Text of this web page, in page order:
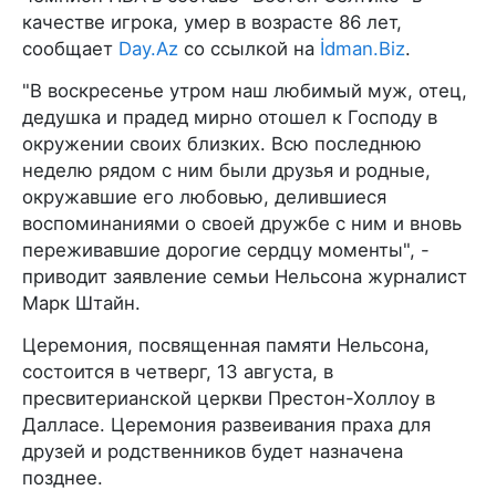
качестве игрока, умер в возрасте 86 лет,
сообщает Day.Az со ссылкой на İdman.Biz.
"В воскресенье утром наш любимый муж, отец,
дедушка и прадед мирно отошел к Господу в
окружении своих близких. Всю последнюю
неделю рядом с ним были друзья и родные,
окружавшие его любовью, делившиеся
воспоминаниями о своей дружбе с ним и вновь
переживавшие дорогие сердцу моменты", -
приводит заявление семьи Нельсона журналист
Марк Штайн.
Церемония, посвященная памяти Нельсона,
состоится в четверг, 13 августа, в
пресвитерианской церкви Престон-Холлоу в
Далласе. Церемония развеивания праха для
друзей и родственников будет назначена
позднее.